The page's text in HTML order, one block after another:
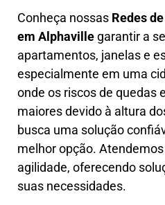
Conheça nossas Redes
em Alphaville garantir a
apartamentos, janelas e
especialmente em uma
onde os riscos de quedas
maiores devido à altura
busca uma solução
melhor opção.
agilidade, oferecendo
suas necessidades.